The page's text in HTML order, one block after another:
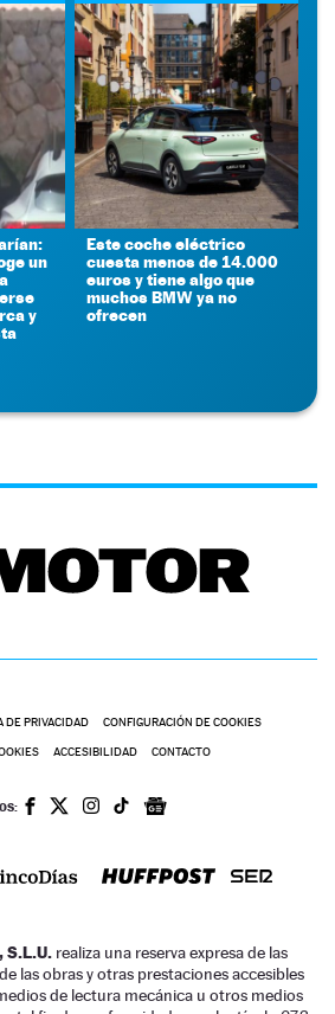
un
y
Este coche eléctrico
cuesta menos de 14.000
euros y tiene algo que
muchos BMW ya no
ofrecen
DE PRIVACIDAD CONFIGURACIÓN DE COOKIES
ACCESIBILIDAD CONTACTO
S.L.U. realiza una reserva expresa de las
las obras y otras prestaciones accesibles
de lectura mecánica u otros medios